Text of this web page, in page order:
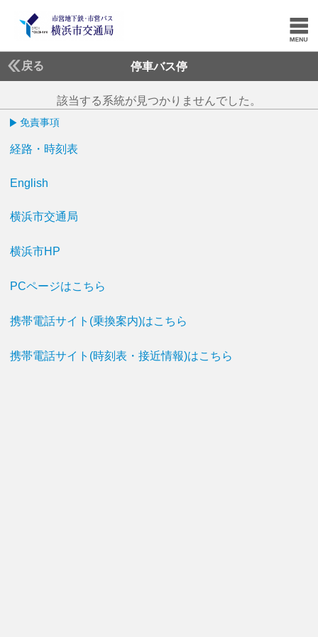
戻る 停車バス停
該当する系統が見つかりませんでした。
免責事項
経路・時刻表
English
横浜市交通局
横浜市HP
PCページはこちら
携帯電話サイト(乗換案内)はこちら
携帯電話サイト(時刻表・接近情報)はこちら